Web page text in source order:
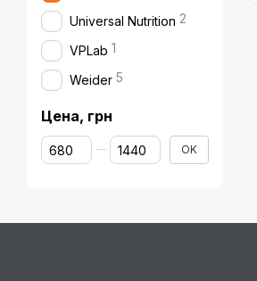
Universal Nutrition 2
VPLab 1
Weider 5
Цена, грн
От Цена, грн
До Цена, грн OK